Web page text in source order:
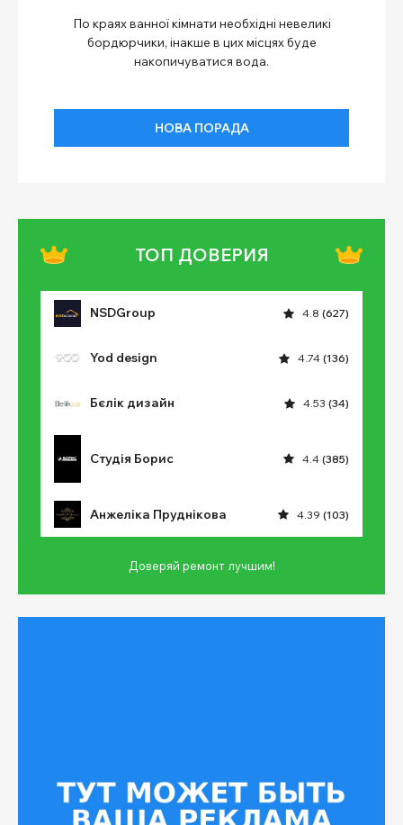
По краях ванної кімнати необхідні невеликі
бордюрчики, інакше в цих місцях буде
накопичуватися вода.
НОВА ПОРАДА
ТОП ДОВЕРИЯ
NSDGroup 4.8 (627)
Yod design 4.74 (136)
Бєлік дизайн 4.53 (34)
Студія Борис 4.4 (385)
Анжеліка Пруднікова 4.39 (103)
Доверяй ремонт лучшим!